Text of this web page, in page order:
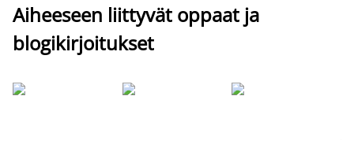
Aiheeseen liittyvät oppaat ja
blogikirjoitukset